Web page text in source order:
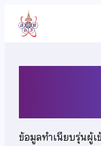
เนื้อหา
ข้อมูลทำเนียบรุ่นผู้เ